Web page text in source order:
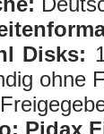
Disks:
ohne
Pidax